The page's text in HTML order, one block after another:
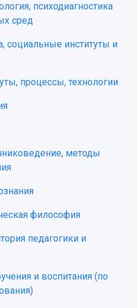
психодиагностика
сред
социальные институты и
процессы, технологии
методы
философия
педагогики и
и воспитания (по